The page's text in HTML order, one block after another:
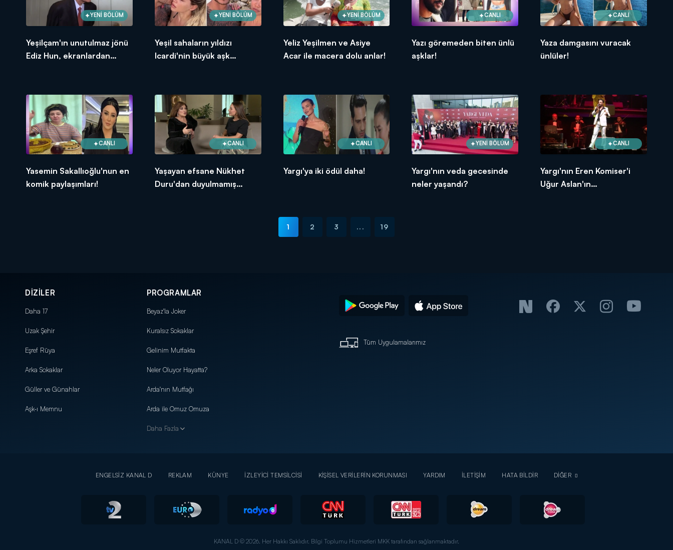
YENİ BÖLÜM
Yeşilçam'ın unutulmaz jönü
Ediz Hun, ekranlardan
YENİ BÖLÜM
Yeşil sahaların yıldızı
Icardi'nin büyük aşk
YENİ BÖLÜM
Yeliz Yeşilmen ve Asiye
Acar ile macera dolu anlar!
CANLI
Yazı göremeden biten ünlü
aşklar!
CANLI
Yaza damgasını vuracak
ünlüler!
CANLI
Yasemin Sakallıoğlu'nun en
komik paylaşımları!
CANLI
Yaşayan efsane Nükhet
Duru'dan duyulmamış
CANLI
Yargı'ya iki ödül daha!
YENİ BÖLÜM
Yargı'nın veda gecesinde
neler yaşandı?
CANLI
Yargı'nın Eren Komiser'i
Uğur Aslan'ın
1 2 3 ... 19
DİZİLER
Daha 17
Uzak Şehir
Eşref Rüya
Arka Sokaklar
Güller ve Günahlar
Aşk-ı Memnu
PROGRAMLAR
Beyaz'la Joker
Kuralsız Sokaklar
Gelinim Mutfakta
Neler Oluyor Hayatta?
Arda'nın Mutfağı
Arda ile Omuz Omuza
Daha Fazla
Tüm Uygulamalarımız
ENGELSİZ KANAL D REKLAM KÜNYE İZLEYİCİ TEMSİLCİSİ KİŞİSEL VERİLERİN KORUNMASI YARDIM İLETİŞİM HATA BİLDİR DİĞER
KANAL D © 2026. Her Hakkı Saklıdır. Bilgi Toplumu Hizmetleri MKK tarafından sağlanmaktadır.